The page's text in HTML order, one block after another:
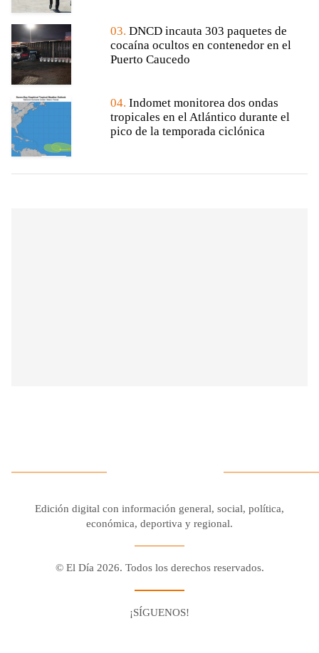
03. DNCD incauta 303 paquetes de
cocaína ocultos en contenedor en el
Puerto Caucedo
04. Indomet monitorea dos ondas
tropicales en el Atlántico durante el
pico de la temporada ciclónica
Edición digital con información general, social, política,
económica, deportiva y regional.
© El Día 2026. Todos los derechos reservados.
¡SÍGUENOS!